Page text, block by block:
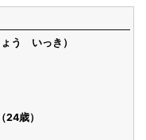
う いっき）
24歳）